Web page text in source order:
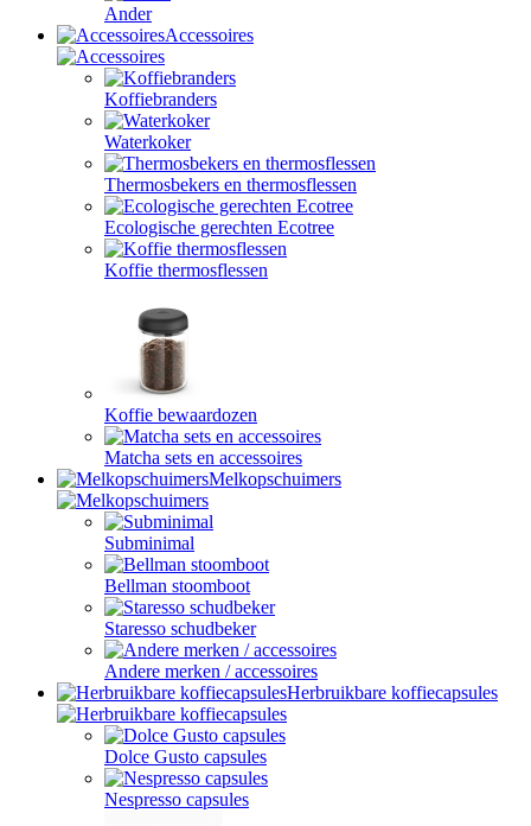
Ander
Accessoires
Koffiebranders
Waterkoker
Thermosbekers en thermosflessen
Ecologische gerechten Ecotree
Koffie thermosflessen
Koffie bewaardozen
Matcha sets en accessoires
Melkopschuimers
Subminimal
Bellman stoomboot
Staresso schudbeker
Andere merken / accessoires
Herbruikbare koffiecapsules
Dolce Gusto capsules
Nespresso capsules